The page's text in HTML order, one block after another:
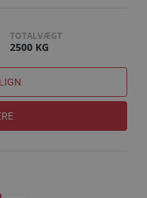
TOTALVÆGT
2500 KG